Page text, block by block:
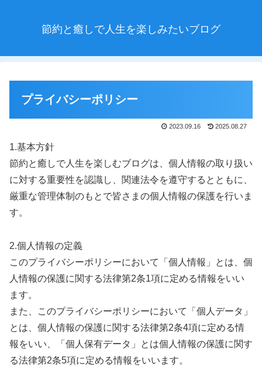
節約と癒しで人生を楽しみたいブログ
プライバシーポリシー
2023.09.16 2025.08.27
1.基本方針
節約と癒しで人生を楽しむブログは、個人情報の取り扱い
に対する重要性を認識し、関連法令を遵守するとともに、
厳重な管理体制のもとで皆さまの個人情報の保護を行いま
す。
2.個人情報の定義
このプライバシーポリシーにおいて「個人情報」とは、個
人情報の保護に関する法律第2条1項に定める情報をいい
ます。
また、このプライバシーポリシーにおいて「個人データ」
とは、個人情報の保護に関する法律第2条4項に定める情
報をいい、「個人保有データ」とは個人情報の保護に関す
る法律第2条5項に定める情報をいいます。